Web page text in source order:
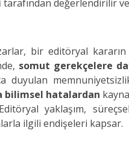
tarafından değerlendirilir
bir editöryal
somut gerekçelere
duyulan
bilimsel hatalardan
yaklaşım,
ilgili endişeleri kapsar.